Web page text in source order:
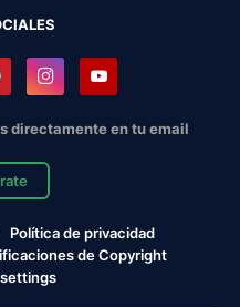
directamente en tu email
Política de privacidad
de Copyright